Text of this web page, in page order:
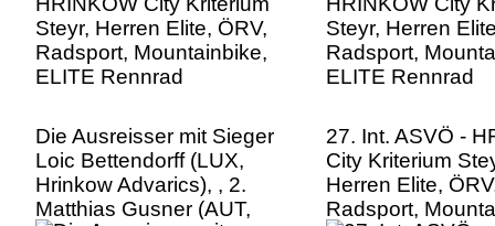
Die Ausreisser mit Sieger
Loic Bettendorff (LUX,
Hrinkow Advarics), , 2.
Matthias Gusner (AUT,
27. Int. ASVÖ -
City Kriterium
Herren Elite,
Radsport,